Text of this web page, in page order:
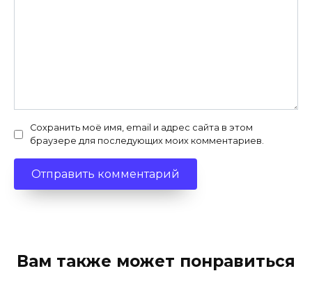
Сохранить моё имя, email и адрес сайта в этом
браузере для последующих моих комментариев.
Вам также может понравиться